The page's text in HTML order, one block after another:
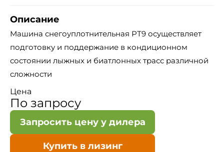
Описание
Машина снегоуплотнительная РТ9 осуществляет
подготовку и поддержание в кондиционном
состоянии лыжных и биатлонных трасс различной
сложности
Цена
По запросу
Запросить цену у дилера
Купить в лизинг